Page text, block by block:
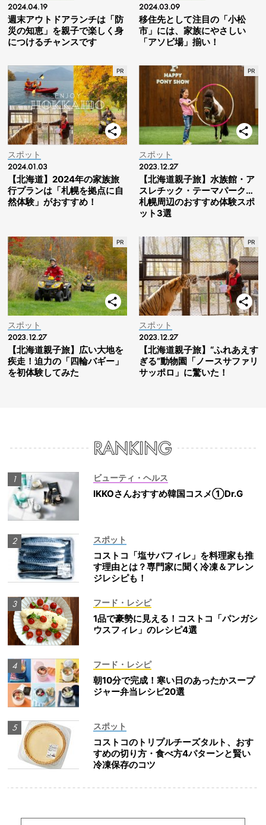
2024.04.19
週末アウトドアランチは「防
災の知恵」を親子で楽しく身
につけるチャンスです
2024.03.09
移住先として注目の「小松
市」には、家族にやさしい
「アソビ場」揃い！
スポット
2024.01.03
【北海道】2024年の家族旅
行プランは「札幌を拠点に自
然体験」がおすすめ！
スポット
2023.12.27
【北海道親子旅】水族館・ア
スレチック・テーマパーク…
札幌周辺のおすすめ体験スポ
ット3選
スポット
2023.12.27
【北海道親子旅】広い大地を
疾走！迫力の「四輪バギー」
を初体験してみた
スポット
2023.12.27
【北海道親子旅】“ふれあえす
ぎる”動物園「ノースサファリ
サッポロ」に驚いた！
ビューティ・ヘルス
IKKOさんおすすめ韓国コスメ①Dr.G
スポット
コストコ「塩サバフィレ」を料理家も推
す理由とは？専門家に聞く冷凍＆アレン
ジレシピも！
フード・レシピ
1品で豪勢に見える！コストコ「パンガシ
ウスフィレ」のレシピ4選
フード・レシピ
朝10分で完成！寒い日のあったかスープ
ジャー弁当レシピ20選
スポット
コストコのトリプルチーズタルト、おす
すめの切り方・食べ方4パターンと賢い
冷凍保存のコツ